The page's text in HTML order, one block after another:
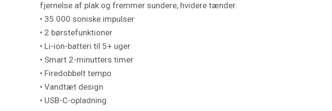
fjernelse af plak og fremmer sundere, hvidere tænder.
• 35.000 soniske impulser
• 2 børstefunktioner
• Li-ion-batteri til 5+ uger
• Smart 2-minutters timer
• Firedobbelt tempo
• Vandtæt design
• USB-C-opladning